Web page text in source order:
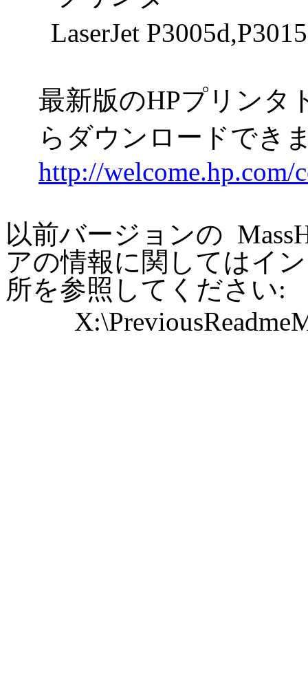
LaserJet P3005d,P3015
最新版のHPプリンタ
らダウンロードでき
http://welcome.hp.com/
以前バージョンの
アの情報に関してはイ
所を参照してください: